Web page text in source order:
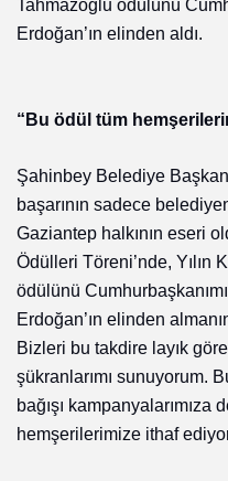
Tahmazoğlu ödülünü
Erdoğan’ın elinden aldı.
“Bu ödül tüm
Şahinbey Belediye
başarının sadece
Gaziantep halkının eseri
Ödülleri Töreni’nde, Yılın
ödülünü
Erdoğan’ın elinden
Bizleri bu takdire layık
şükranlarımı sunuyorum.
bağışı kampanyalarımıza
hemşerilerimize ithaf